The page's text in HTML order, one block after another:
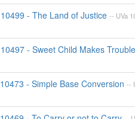
10499 - The Land of Justice -- UVa
10497 - Sweet Child Makes Trouble
10473 - Simple Base Conversion --